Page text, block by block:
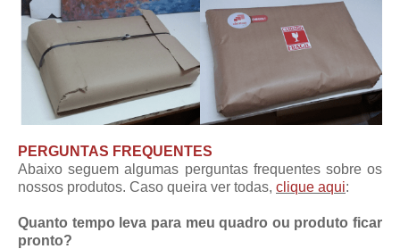
PERGUNTAS FREQUENTES
Abaixo seguem algumas perguntas frequentes sobre os
nossos produtos. Caso queira ver todas, clique aqui:
Quanto tempo leva para meu quadro ou produto ficar
pronto?